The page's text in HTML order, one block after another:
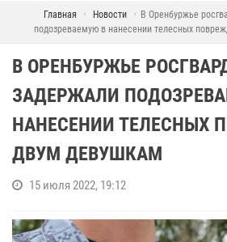
Главная Новости
В Оренбуржье
подозреваемую в нанесении телесных
В ОРЕНБУРЖЬЕ
ЗАДЕРЖАЛИ
НАНЕСЕНИИ ТЕЛЕСНЫХ
ДВУМ ДЕВУШКАМ
15 июля 2022, 19:12